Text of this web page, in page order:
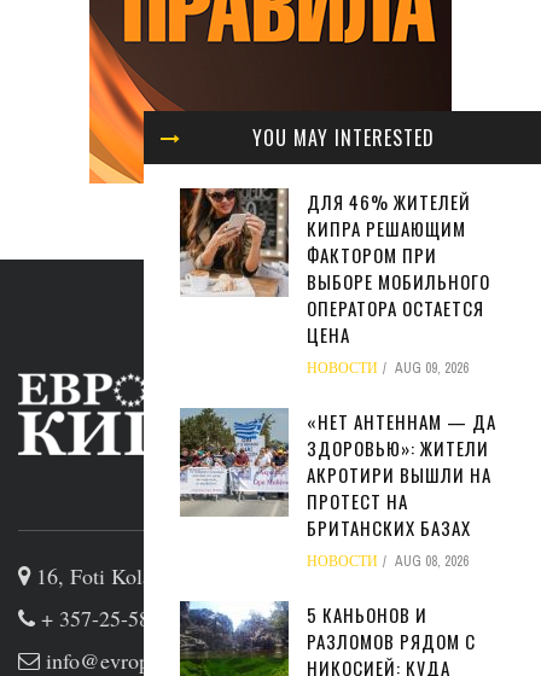
YOU MAY INTERESTED
ДЛЯ 46% ЖИТЕЛЕЙ
КИПРА РЕШАЮЩИМ
ФАКТОРОМ ПРИ
ВЫБОРЕ МОБИЛЬНОГО
ОПЕРАТОРА ОСТАЕТСЯ
ЦЕНА
НОВОСТИ AUG 09, 2026
«НЕТ АНТЕННАМ — ДА
ЗДОРОВЬЮ»: ЖИТЕЛИ
АКРОТИРИ ВЫШЛИ НА
ПРОТЕСТ НА
БРИТАНСКИХ БАЗАХ
НОВОСТИ AUG 08, 2026
5 КАНЬОНОВ И
РАЗЛОМОВ РЯДОМ С
НИКОСИЕЙ: КУДА
ABOUT US
16, Foti Kolakidi str, 3031, Limassol, Cyprus
+ 357-25-581133
info@evropakipr.com